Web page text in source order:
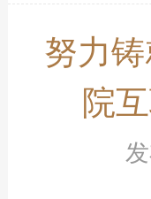
努力
院